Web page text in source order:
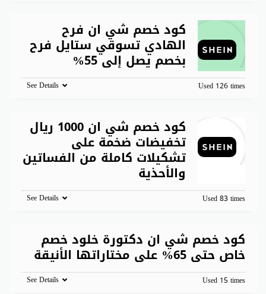
كود خصم شي ان فرح
الهادي تسوقي ستايل فرح
بخصم يصل إلى 55%
Used 126 times
See Details
كود خصم شي ان 1000 ريال
تخفيضات ضخمة على
تشكيلات كاملة من الفساتين
والأحذية
Used 83 times
See Details
كود خصم شي ان دكتورة خلود خصم
خاص حتى 65% على مختاراتها الأنيقة
Used 15 times
See Details